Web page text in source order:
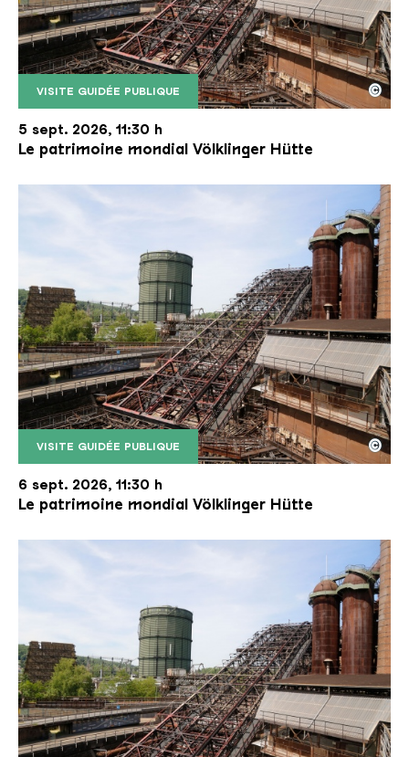
VISITE GUIDÉE PUBLIQUE
Le monte-charge incliné de la Völklinger Hütte
Copyright: Weltkulturerbe Völklinger Hütte | Karl
©
5 sept. 2026, 11:30 h
Le patrimoine mondial Völklinger Hütte
VISITE GUIDÉE PUBLIQUE
Le monte-charge incliné de la Völklinger Hütte
Copyright: Weltkulturerbe Völklinger Hütte | Karl
©
6 sept. 2026, 11:30 h
Le patrimoine mondial Völklinger Hütte